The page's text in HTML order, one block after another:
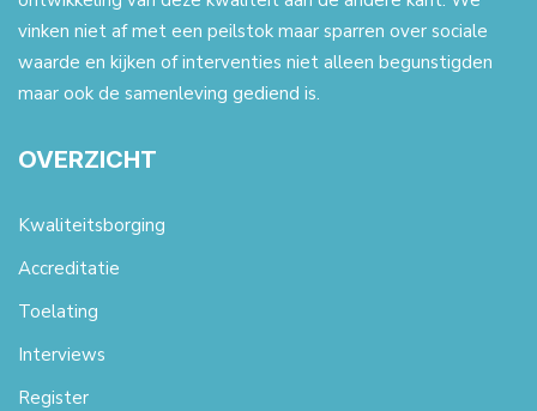
vinken niet af met een peilstok maar sparren over sociale
waarde en kijken of interventies niet alleen begunstigden
maar ook de samenleving gediend is.
OVERZICHT
Kwaliteitsborging
Accreditatie
Toelating
Interviews
Register